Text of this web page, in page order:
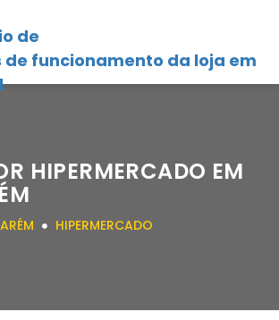
de
de funcionamento da loja em
HIPERMERCADO EM
HIPERMERCADO